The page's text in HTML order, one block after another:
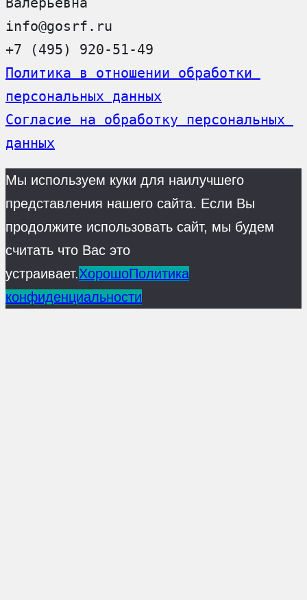
info@gosrf.ru
+7 (495) 920-51-49
Политика в отношении обработки
персональных данных
Согласие на обработку персональных
данных
Мы используем куки для наилучшего
представления нашего сайта. Если Вы
продолжите использовать сайт, мы будем
считать что Вас это
устраивает.ХорошоПолитика
конфиденциальности